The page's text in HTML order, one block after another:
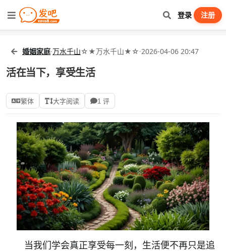
登录 注册
婚姻家庭·万水千山☆★万水千山★☆·2026-04-06 20:47
活在当下，享受生活
繁体 大字阅读 1 评
当我们学会真正享受每一刻，生活便不再只是追